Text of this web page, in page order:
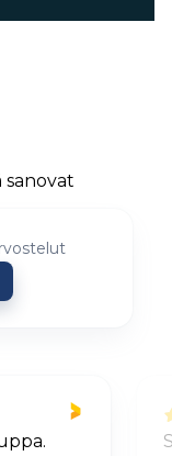
sanovat